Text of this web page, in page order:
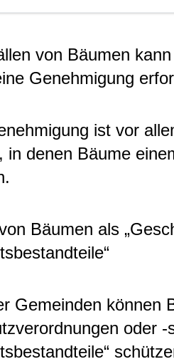
von Bäumen
Genehmigung
ist vor
in denen Bäume
Bäumen als
Gemeinden können
oder